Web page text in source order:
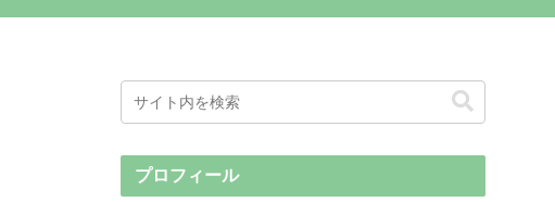
プロフィール